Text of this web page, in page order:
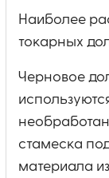
Наиболее
токарных
Черновое
стамеска
материала